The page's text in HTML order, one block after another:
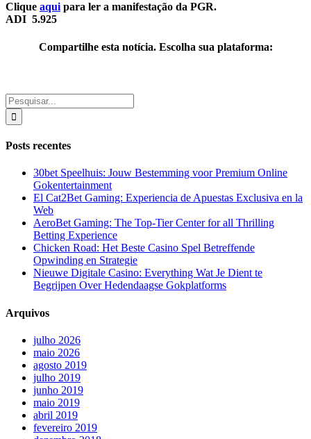
Clique aquipara ler a manifestação da PGR.
ADI 5.925
Compartilhe esta notícia. Escolha sua plataforma:
Buscar
resultados
para:
Posts recentes
30bet Speelhuis: Jouw Bestemming voor Premium Online
Gokentertainment
El Cat2Bet Gaming: Experiencia de Apuestas Exclusiva en la
Web
AeroBet Gaming: The Top-Tier Center for all Thrilling
Betting Experience
Chicken Road: Het Beste Casino Spel Betreffende
Opwinding en Strategie
Nieuwe Digitale Casino: Everything Wat Je Dient te
Begrijpen Over Hedendaagse Gokplatforms
Arquivos
julho 2026
maio 2026
agosto 2019
julho 2019
junho 2019
maio 2019
abril 2019
fevereiro 2019